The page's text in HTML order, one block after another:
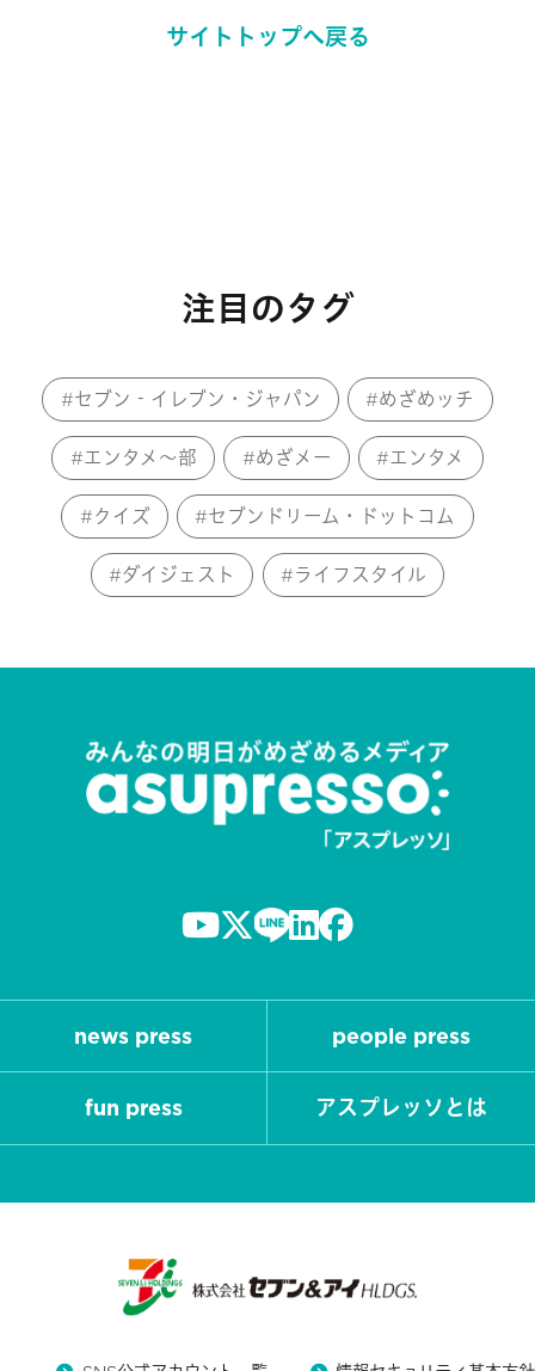
サイトトップへ戻る
注目のタグ
セブン‐イレブン・ジャパン めざめッチ
エンタメ～部 めざメー エンタメ
クイズ セブンドリーム・ドットコム
ダイジェスト ライフスタイル
news press people press
fun press アスプレッソとは